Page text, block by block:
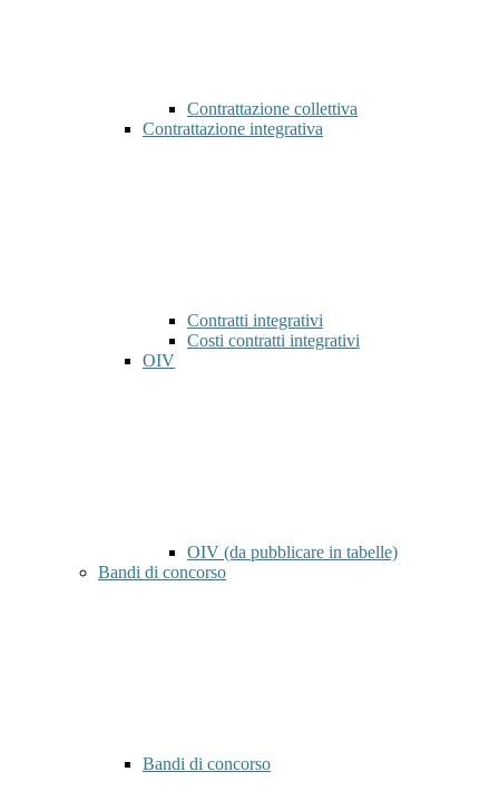
Contrattazione collettiva
Contrattazione integrativa
Contratti integrativi
Costi contratti integrativi
OIV
OIV (da pubblicare in tabelle)
Bandi di concorso
Bandi di concorso